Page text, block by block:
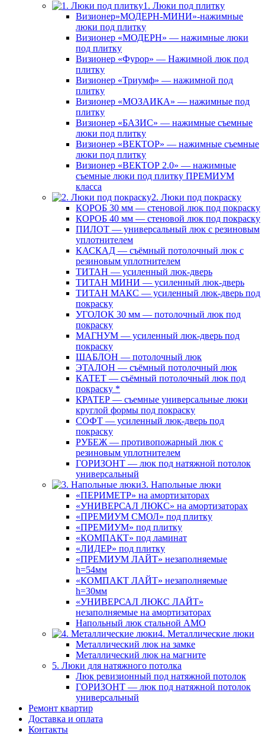
1. Люки под плитку
Визионер»МОДЕРН-МИНИ»-нажимные
люки под плитку
Визионер «МОДЕРН» — нажимные люки
под плитку
Визионер «Фурор» — Нажимной люк под
плитку
Визионер «Триумф» — нажимной под
плитку
Визионер «МОЗАИКА» — нажимные под
плитку
Визионер «БАЗИС» — нажимные съемные
люки под плитку
Визионер «ВЕКТОР» — нажимные съемные
люки под плитку
Визионер «ВЕКТОР 2.0» — нажимные
съемные люки под плитку ПРЕМИУМ
класса
2. Люки под покраску
КОРОБ 30 мм — стеновой люк под покраску
КОРОБ 40 мм — стеновой люк под покраску
ПИЛОТ — универсальный люк с резиновым
уплотнителем
КАСКАД — съёмный потолочный люк с
резиновым уплотнителем
ТИТАН — усиленный люк-дверь
ТИТАН МИНИ — усиленный люк-дверь
ТИТАН МАКС — усиленный люк-дверь под
покраску
УГОЛОК 30 мм — потолочный люк под
покраску
МАГНУМ — усиленный люк-дверь под
покраску
ШАБЛОН — потолочный люк
ЭТАЛОН — съёмный потолочный люк
КАТЕТ — съёмный потолочный люк под
покраску *
КРАТЕР — съемные универсальные люки
круглой формы под покраску
СОФТ — усиленный люк-дверь под
покраску
РУБЕЖ — противопожарный люк с
резиновым уплотнителем
ГОРИЗОНТ — люк под натяжной потолок
универсальный
3. Напольные люки
«ПЕРИМЕТР» на амортизаторах
«УНИВЕРСАЛ ЛЮКС» на амортизаторах
«ПРЕМИУМ СМОЛ» под плитку
«ПРЕМИУМ» под плитку
«КОМПАКТ» под ламинат
«ЛИДЕР» под плитку
«ПРЕМИУМ ЛАЙТ» незаполняемые
h=54мм
«КОМПАКТ ЛАЙТ» незаполняемые
h=30мм
«УНИВЕРСАЛ ЛЮКС ЛАЙТ»
незаполняемые на амортизаторах
Напольный люк стальной АМО
4. Металлические люки
Металлический люк на замке
Металлический люк на магните
5. Люки для натяжного потолка
Люк ревизионный под натяжной потолок
ГОРИЗОНТ — люк под натяжной потолок
универсальный
Ремонт квартир
Доставка и оплата
Контакты